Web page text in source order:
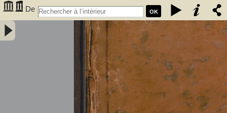
OK
De
l'électricité des végétaux : ouvrage dans lequel on traite de
l'électricité de l'atmosphere sur les plantes, de ses effets sur
l'économie des végétaux, de leurs vertus médico & nutritivo-
électriques, & principalement des moyens de pratique de l'appliquer
utilement à l'agriculture, avec l'invention d'un électro-végétometre .